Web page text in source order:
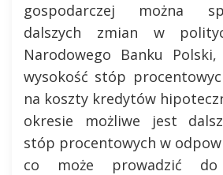
gospodarczej można
dalszych zmian w
Narodowego Banku
wysokość stóp
na koszty kredytów
okresie możliwe jest
stóp procentowych w
co może prowadzić